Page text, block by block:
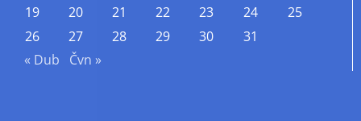
19
20 21 22 23 24
25
26
27 28 29 30
31
« Dub
Čvn »